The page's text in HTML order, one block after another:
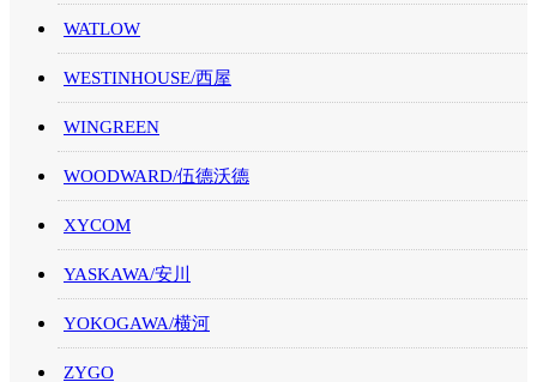
WATLOW
WESTINHOUSE/西屋
WINGREEN
WOODWARD/伍德沃德
XYCOM
YASKAWA/安川
YOKOGAWA/横河
ZYGO